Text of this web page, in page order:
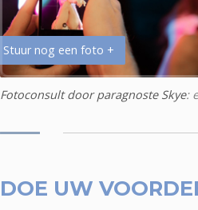
Stuur nog een foto +
Fotoconsult door paragnoste Skye:
DOE UW